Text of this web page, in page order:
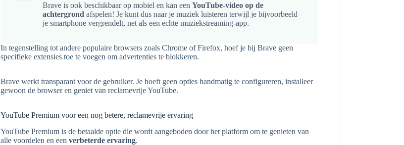
Brave is ook beschikbaar op mobiel en kan eenYouTube-video op de
achtergrond afspelen! Je kunt dus naar je muziek luisteren terwijl je bijvoorbeeld
je smartphone vergrendelt, net als een echte muziekstreaming-app.
In tegenstelling tot andere populaire browsers zoals Chrome of Firefox, hoef je bij Brave geen
specifieke extensies toe te voegen om advertenties te blokkeren.
Brave werkt transparant voor de gebruiker. Je hoeft geen opties handmatig te configureren, installeer
gewoon de browser en geniet van reclamevrije YouTube.
YouTube Premium voor een nog betere, reclamevrije ervaring
YouTube Premium is de betaalde optie die wordt aangeboden door het platform om te genieten van
alle voordelen en eenverbeterde ervaring.